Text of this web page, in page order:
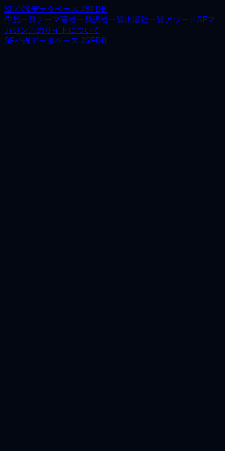
SF小説データベース JSFDB
作品一覧テーマ著者一覧訳者一覧出版社一覧アワードSFマ
ガジンこのサイトについて
SF小説データベース JSFDB